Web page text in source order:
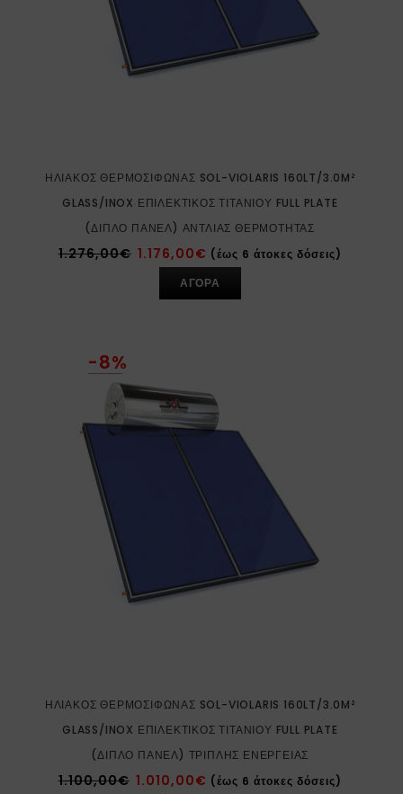
ΗΛΙΑΚΌΣ ΘΕΡΜΟΣΊΦΩΝΑΣ SOL-VIOLARIS 160LT/3.0M²
GLASS/INOX ΕΠΙΛΕΚΤΙΚΌΣ ΤΙΤΑΝΊΟΥ FULL PLATE
(ΔΙΠΛΌ ΠΆΝΕΛ) ΑΝΤΛΊΑΣ ΘΕΡΜΌΤΗΤΑΣ
1.276,00€ 1.176,00€ (έως 6 άτοκες δόσεις)
ΑΓΟΡΑ
-8%
ΗΛΙΑΚΌΣ ΘΕΡΜΟΣΊΦΩΝΑΣ SOL-VIOLARIS 160LT/3.0M²
GLASS/INOX ΕΠΙΛΕΚΤΙΚΌΣ ΤΙΤΑΝΊΟΥ FULL PLATE
(ΔΙΠΛΌ ΠΆΝΕΛ) ΤΡΙΠΛΉΣ ΕΝΈΡΓΕΙΑΣ
1.100,00€ 1.010,00€ (έως 6 άτοκες δόσεις)